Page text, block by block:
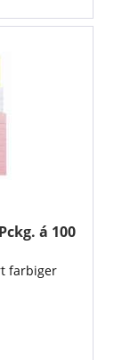
á 100
farbiger